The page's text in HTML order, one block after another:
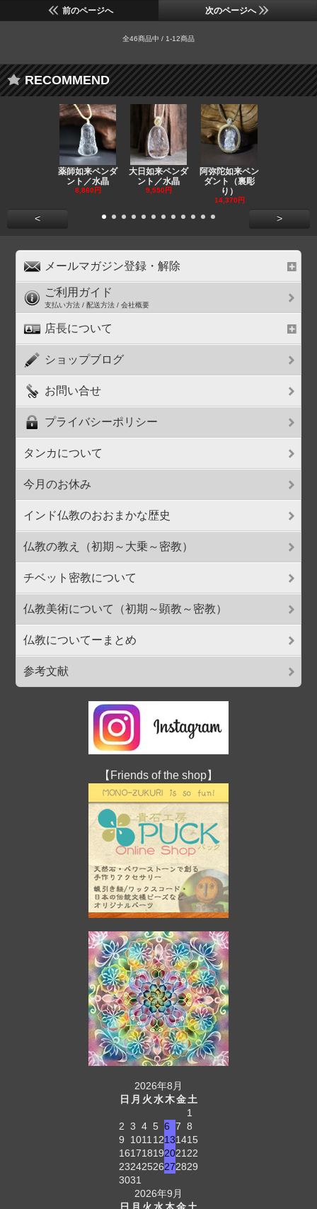
前のページへ 次のページへ
全46商品中 / 1-12商品
RECOMMEND
薬師如来ペンダ
ント／水晶
8,860円
大日如来ペンダ
ント／水晶
9,550円
阿弥陀如来ペン
ダント（裏彫
り）
14,370円
< >
メールマガジン登録・解除
ご利用ガイド
支払い方法 / 配送方法 / 会社概要
店長について
ショップブログ
お問い合せ
プライバシーポリシー
タンカについて
今月のお休み
インド仏教のおおまかな歴史
仏教の教え（初期～大乗～密教）
チベット密教について
仏教美術について（初期～顕教～密教）
仏教についてーまとめ
参考文献
【Friends of the shop】
2026年8月
日 月 火水木金土
1
2 3 4 5 6 7 8
9
1011 12131415
161718192021 22
23242526272829
3031
2026年9月